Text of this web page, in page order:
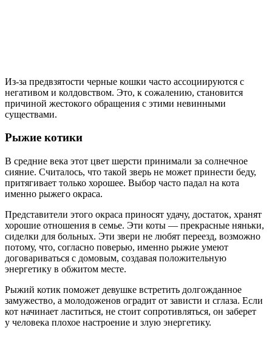
Из-за предвзятости черные кошки часто ассоциируются с
негативом и колдовством. Это, к сожалению, становится
причиной жестокого обращения с этими невинными
существами.
Рыжие котики
В средние века этот цвет шерсти принимали за солнечное
сияние. Считалось, что такой зверь не может принести беду,
притягивает только хорошее. Выбор часто падал на кота
именно рыжего окраса.
Представители этого окраса приносят удачу, достаток, хранят
хорошие отношения в семье. Эти коты — прекрасные няньки,
сиделки для больных. Эти звери не любят переезд, возможно
потому, что, согласно поверью, именно рыжие умеют
договариваться с домовым, создавая положительную
энергетику в обжитом месте.
Рыжий котик поможет девушке встретить долгожданное
замужество, а молодоженов оградит от зависти и сглаза. Если
кот начинает ластиться, не стоит сопротивляться, он заберет
у человека плохое настроение и злую энергетику.